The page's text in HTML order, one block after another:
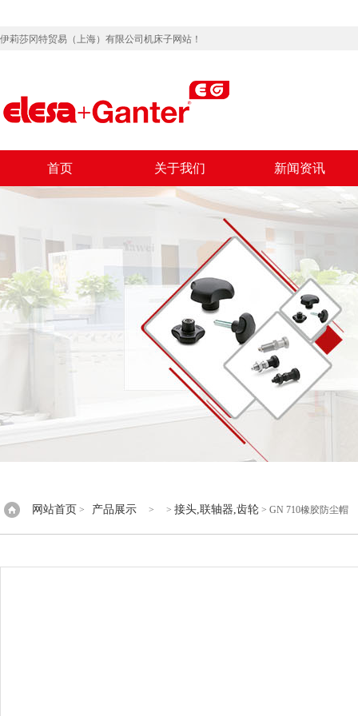
伊莉莎冈特贸易（上海）有限公司机床子网站！
首页 关于我们 新闻资讯
网站首页 > 产品展示 > > 接头,联轴器,齿轮 > GN 710橡胶防尘帽